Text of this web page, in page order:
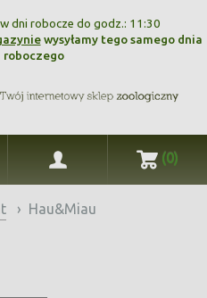
dni robocze do godz.: 11:30
wysyłamy tego samego dnia
roboczego
(0)
› Hau&Miau